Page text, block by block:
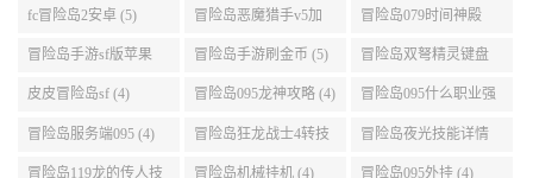
(5)
fc冒险岛2安卓 (5) 冒险岛恶魔猎手v5加
点 (5)
冒险岛079时间神殿
999任务 (5)
冒险岛手游sf版苹果
(5)
冒险岛手游刷金币 (5) 冒险岛双弩精灵键盘
设置 (5)
皮皮冒险岛sf (4) 冒险岛095龙神攻略 (4) 冒险岛095什么职业强
(4)
冒险岛服务端095 (4) 冒险岛狂龙战士4转技
能加点 (4)
冒险岛夜光技能详情
(4)
冒险岛119龙的传人技 冒险岛机械挂机 (4) 冒险岛095外挂 (4)